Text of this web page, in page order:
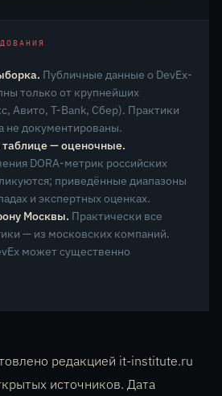
Публичные данные о DevEx-
только от крупнейших
Авито, T-Bank, Сбер). Практики
не документированы.
таблице — оценочные.
DORA-метрик российских
приведённые диапазоны
и экспертных оценках.
Москвы. Практически все
— из московских компаний.
может существенно
редакцией it-institute.ru
источников. Дата